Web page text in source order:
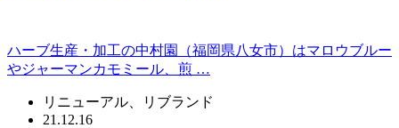
ハーブ生産・加工の中村園（福岡県八女市）はマロウブルー
やジャーマンカモミール、煎 …
リニューアル、リブランド
21.12.16